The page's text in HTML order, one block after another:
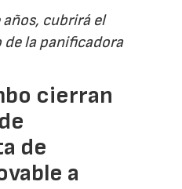
cubrirá el
la panificadora
cierran
de
a